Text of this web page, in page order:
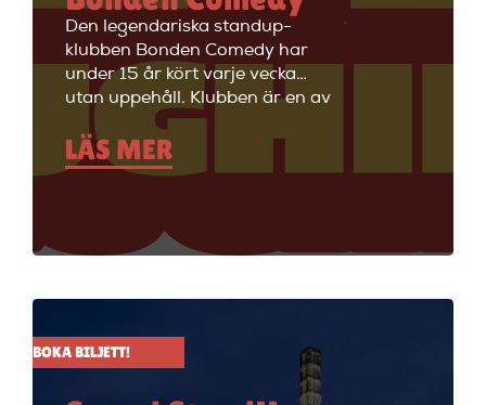
Den legendariska standup-
klubben Bonden Comedy har
under 15 år kört varje vecka
utan uppehåll. Klubben är en av
Stockholms äldsta
standupklubbar och är känd för
att ha de bästa komikerna i
välkommen till Big Ben Stand
LÄS MER
BOKA BILJETT!